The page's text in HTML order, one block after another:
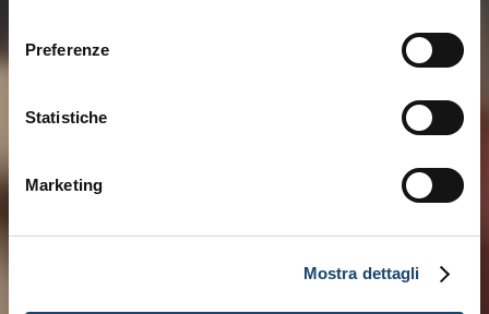
Preferenze
Statistiche
Marketing
Mostra dettagli